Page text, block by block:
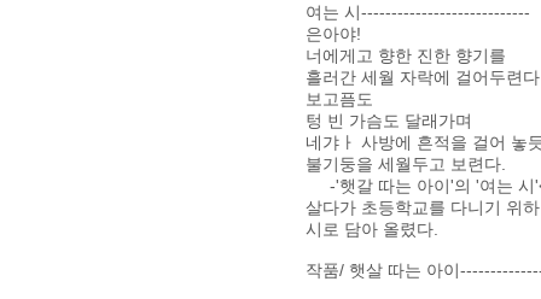
여는 시----------------------------
은아야!
너에게고 향한 진한 향기를
흘러간 세월 자락에 걸어두련
보고픔도
텅 빈 가슴도 달래가며
네갸ㅏ 사방에 흔적을 걸어 놓
불기둥을 세월두고 보련다.
-'햇갈 따는 아이'의 '여는 시
살다가 초등학교를 다니기 위
시로 담아 올렸다.
작품/ 햇살 따는 아이